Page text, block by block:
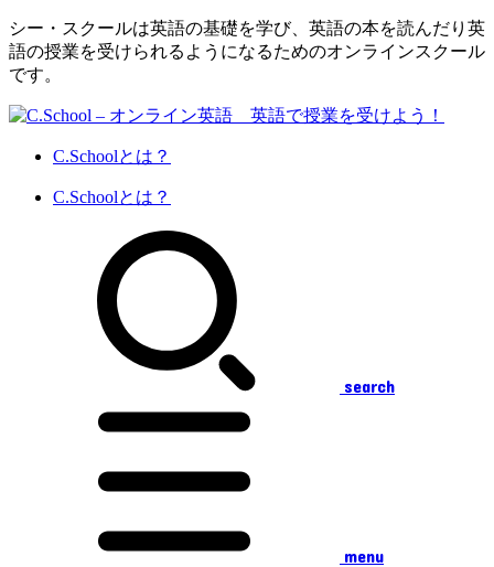
シー・スクールは英語の基礎を学び、英語の本を読んだり英
語の授業を受けられるようになるためのオンラインスクール
です。
C.Schoolとは？
C.Schoolとは？
search
menu